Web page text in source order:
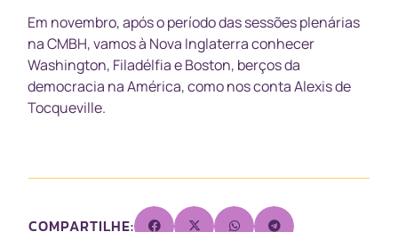
Em novembro, após o período das sessões plenárias
na CMBH, vamos à Nova Inglaterra conhecer
Washington, Filadélfia e Boston, berços da
democracia na América, como nos conta Alexis de
Tocqueville.
COMPARTILHE: